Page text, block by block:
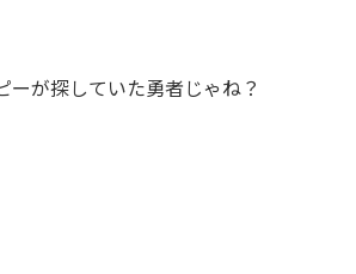
ーが探していた勇者じゃね？